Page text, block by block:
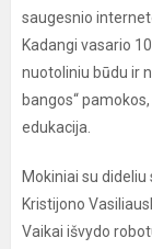
saugesnio
Kadangi vasario
nuotoliniu būdu ir
bangos“
edukacija.
Mokiniai su
Kristijono
Vaikai išvydo